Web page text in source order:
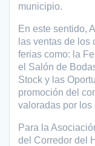
municipio.
En este sentido,
las ventas de
ferias como: la
el Salón de
Stock y las
promoción del
valoradas por los
Para la
del Corredor del